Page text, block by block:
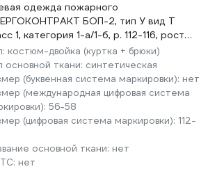
одежда пожарного
БОП-2, тип У вид Т
1, категория 1-а/1-б, р. 112-116, рост
176, черный 5310000000081
костюм-двойка (куртка + брюки)
основной ткани: синтетическая
(буквенная система маркировки): нет
(международная цифровая система
56-58
(цифровая система маркировки): 112-
основной ткани: нет
нет